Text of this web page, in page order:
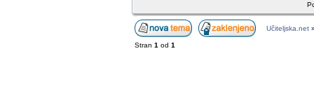
Učiteljska.net
Stran 1 od 1